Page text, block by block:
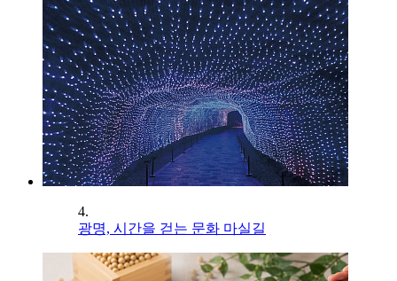
4.
광명, 시간을 걷는 문화 마실길